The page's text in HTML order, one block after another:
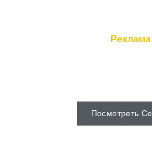
Реклама
Посмотреть